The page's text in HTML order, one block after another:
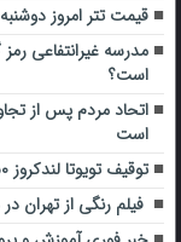
قیمت تتر امروز دوشنبه ۶ مرداد ماه ۱۴۰۴
مدرسه غیرانتفاعی
است؟
اتحاد مردم پس از
است
توقیف تویوتا لندکروز ۵۰ میلیاردی قاچاق در اصفهان
فیلم رنگی از تهران